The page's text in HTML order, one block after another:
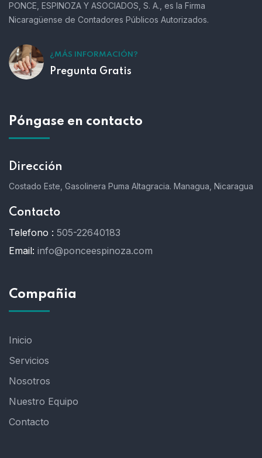
PONCE, ESPINOZA Y ASOCIADOS, S. A., es la Firma
Nicaragüense de Contadores Públicos Autorizados.
¿MÁS INFORMACIÓN?
Pregunta Gratis
Póngase en contacto
Dirección
Costado Este, Gasolinera Puma Altagracia. Managua, Nicaragua
Contacto
Telefono : 505-22640183
Email: info@ponceespinoza.com
Compañia
Inicio
Servicios
Nosotros
Nuestro Equipo
Contacto